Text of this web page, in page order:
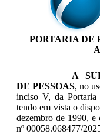
PORTARIA DE
A
DE PESSOAS, no
inciso V, da
tendo em vista o
dezembro de 1990, e
nº 00058.068477/